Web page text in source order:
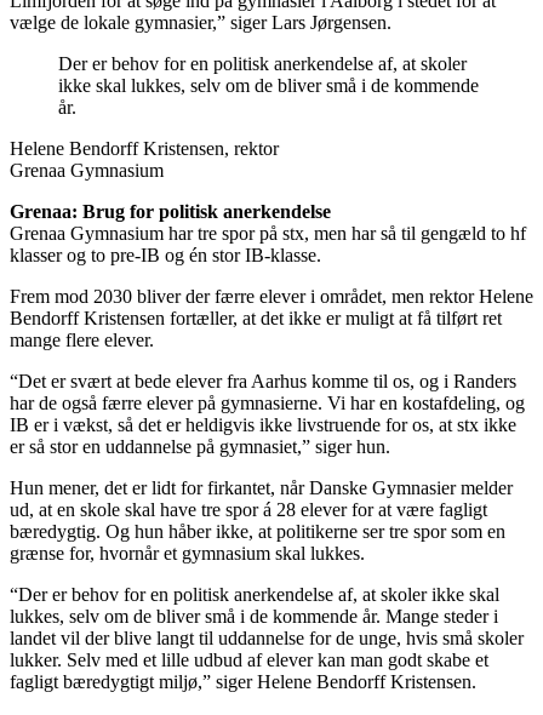
vælge de lokale gymnasier,” siger Lars Jørgensen.
Der er behov for en politisk anerkendelse af, at skoler
ikke skal lukkes, selv om de bliver små i de kommende
år.
Helene Bendorff Kristensen, rektor
Grenaa Gymnasium
Grenaa: Brug for politisk anerkendelse
Grenaa Gymnasium har tre spor på stx, men har så til gengæld to hf
klasser og to pre-IB og én stor IB-klasse.
Frem mod 2030 bliver der færre elever i området, men rektor Helene
Bendorff Kristensen fortæller, at det ikke er muligt at få tilført ret
mange flere elever.
“Det er svært at bede elever fra Aarhus komme til os, og i Randers
har de også færre elever på gymnasierne. Vi har en kostafdeling, og
IB er i vækst, så det er heldigvis ikke livstruende for os, at stx ikke
er så stor en uddannelse på gymnasiet,” siger hun.
Hun mener, det er lidt for firkantet, når Danske Gymnasier melder
ud, at en skole skal have tre spor á 28 elever for at være fagligt
bæredygtig. Og hun håber ikke, at politikerne ser tre spor som en
grænse for, hvornår et gymnasium skal lukkes.
“Der er behov for en politisk anerkendelse af, at skoler ikke skal
lukkes, selv om de bliver små i de kommende år. Mange steder i
landet vil der blive langt til uddannelse for de unge, hvis små skoler
lukker. Selv med et lille udbud af elever kan man godt skabe et
fagligt bæredygtigt miljø,” siger Helene Bendorff Kristensen.